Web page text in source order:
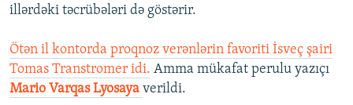
illərdəki təcrübələri də göstərir.
Ötən il kontorda proqnoz verənlərin favoriti İsveç şairi
Tomas Transtromer idi. Amma mükafat perulu yazıçı
Mario Varqas Lyosaya verildi.